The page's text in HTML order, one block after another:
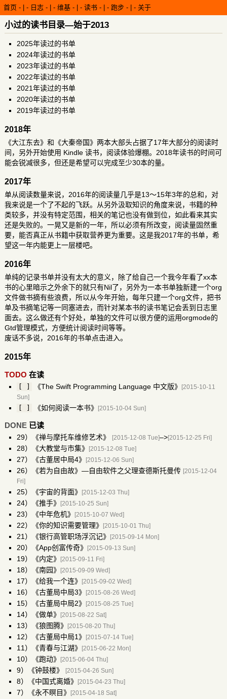
首页 - 日志 - 维基 - 读书 - 跑步 - 关于
小过的读书目录—始于2013
2025年读过的书单
2024年读过的书单
2023年读过的书单
2022年读过的书单
2021年读过的书单
2020年读过的书单
2019年读过的书单
2018年
《大江东去》和《大秦帝国》两本大部头占据了17年大部分的阅读时
间，另外开始使用 Kindle 读书，阅读体验爆棚。 2018年读书的时间可
能会锐减很多，但还是希望可以完成至少30本的量。
2017年
单从阅读数量来说，2016年的阅读量几乎是13～15年3年的总和，对
我来说是一个了不起的飞跃。从另外汲取知识的角度来说，书籍的种
类较多，并没有特定范围，相关的笔记也没有做到位，如此看来其实
还是失败的。一晃又是新的一年，所以必须有所改变，阅读量固然重
要，能否真正从书籍中获取营养更为重要。这是我2017年的书单，希
望这一年内能更上一层楼吧。
2016年
单纯的记录书单并没有太大的意义，除了给自己一个我今年看了xx本
书的心里暗示之外余下的就只有Nil了，另外为一本书单独新建一个org
文件做书摘有些浪费，所以从今年开始，每年只建一个org文件，把书
单及书摘笔记等一同塞进去，而针对某本书的读书笔记会丢到 日志里
面去。这么做还有个好处，单独的文件可以很方便的运用orgmode的
Gtd管理模式，方便统计阅读时间等等。
废话不多说， 2016年的书单点击进入。
2015年
TODO 在读
《The Swift Programming Language 中文版》
[2015-10-11
Sun]
《如何阅读一本书》 [2015-10-04 Sun]
DONE 已读
29）《禅与摩托车维修艺术》 [2015-12-08 Tue]–>[2015-12-25 Fri]
28）《大教堂与市集》 [2015-12-08 Tue]
27）《古董居中局4》 [2015-12-06 Sun]
26） 《若为自由故》—自由软件之父理查德斯托曼传 [2015-12-04
Fri]
25）《宇宙的背面》 [2015-12-03 Thu]
24）《推手》 [2015-10-25 Sun]
23）《中年危机》 [2015-10-07 Wed]
22）《你的知识需要管理》 [2015-10-01 Thu]
21）《银行高管职场浮沉记》 [2015-09-14 Mon]
20）《App创富传奇》 [2015-09-13 Sun]
19）《内定》 [2015-09-11 Fri]
18）《南园》 [2015-09-09 Wed]
17）《给我一个连》 [2015-09-02 Wed]
16）《古董局中局3》 [2015-08-26 Wed]
15）《古董局中局2》 [2015-08-25 Tue]
14）《做单》 [2015-08-22 Sat]
13）《狼图腾》 [2015-08-20 Thu]
12）《古董局中局1》 [2015-07-14 Tue]
11）《青春与江湖》 [2015-06-22 Mon]
10）《跑动》 [2015-06-04 Thu]
9）《钟鼓楼》 [2015-04-26 Sun]
8）《中国式离婚》 [2015-04-23 Thu]
7）《永不瞑目》 [2015-04-18 Sat]